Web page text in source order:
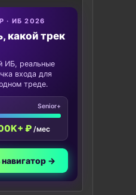
td></tr></table>
· ИБ 2026
какой трек
ИБ, реальные
входа для
треде.
Senior+
₽/мес
→